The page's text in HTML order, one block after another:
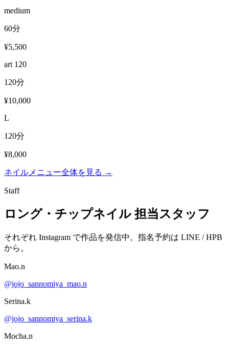
medium
60分
¥5,500
art 120
120分
¥10,000
L
120分
¥8,000
ネイルメニュー全体を見る →
Staff
ロング・チップネイル 担当スタッフ
それぞれ Instagram で作品を発信中。指名予約は LINE / HPB
から。
Mao.n
@jojo_sannomiya_mao.n
Serina.k
@jojo_sannomiya_serina.k
Mocha.n